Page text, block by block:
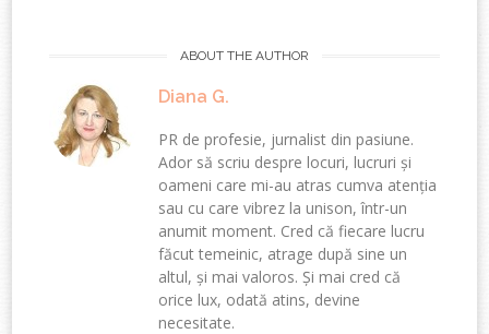
ABOUT THE AUTHOR
Diana G.
PR de profesie, jurnalist din pasiune.
Ador să scriu despre locuri, lucruri și
oameni care mi-au atras cumva atenția
sau cu care vibrez la unison, într-un
anumit moment. Cred că fiecare lucru
făcut temeinic, atrage după sine un
altul, și mai valoros. Și mai cred că
orice lux, odată atins, devine
necesitate.